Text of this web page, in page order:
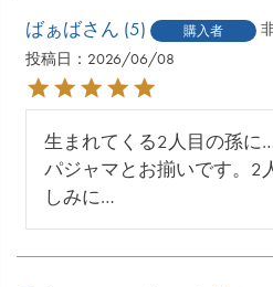
ばぁば 5 購入者
投稿日
2026/06/08
生まれてくる2人目の孫に
パジャマとお揃いです。2
しみに…